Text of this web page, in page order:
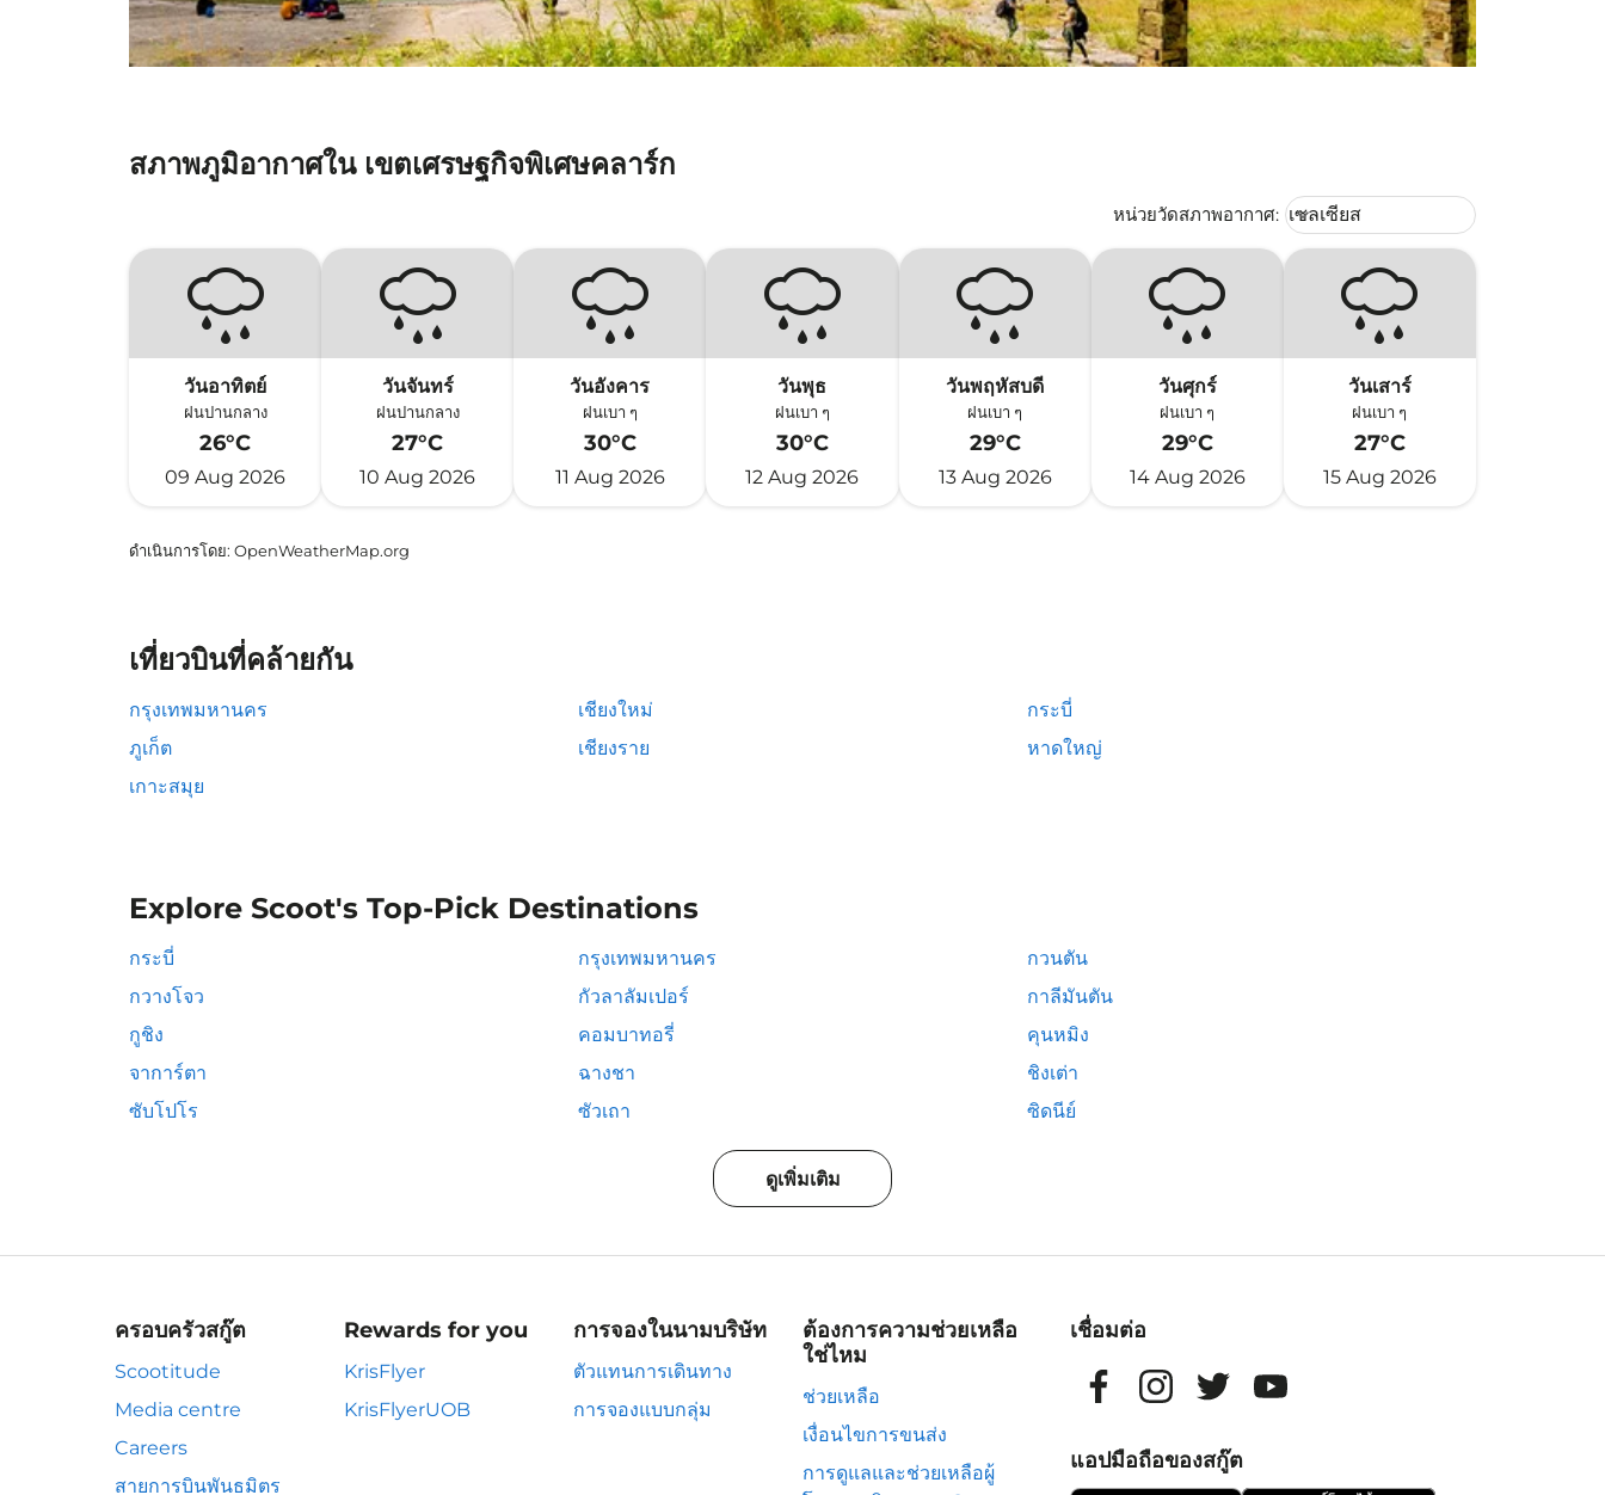
สภาพภูมิอากาศใน เขตเศรษฐกิจพิเศษคลาร์ก
หน่วยวัดสภาพอากาศ: Weather unit option เซลเซียส
เซลเซียส
keyboard_arrow_down
วันอาทิตย์
ฝนปานกลาง
26°C
09 Aug 2026
วันจันทร์
ฝนปานกลาง
27°C
10 Aug 2026
วันอังคาร
ฝนเบา ๆ
30°C
11 Aug 2026
วันพุธ
ฝนเบา ๆ
30°C
12 Aug 2026
วันพฤหัสบดี
ฝนเบา ๆ
29°C
13 Aug 2026
วันศุกร์
ฝนเบา ๆ
29°C
14 Aug 2026
วันเสาร์
ฝนเบา ๆ
27°C
15 Aug 2026
ดำเนินการโดย: OpenWeatherMap.org
เที่ยวบินที่คล้ายกัน
กรุงเทพมหานคร เชียงใหม่
กระบี่
ภูเก็ต
เชียงราย
หาดใหญ่
เกาะสมุย
Explore Scoot's Top-Pick Destinations
กระบี่ กรุงเทพมหานคร
กวนตัน
กวางโจว
กัวลาลัมเปอร์
กาลีมันตัน
กูชิง
คอมบาทอรี่
คุนหมิง
จาการ์ตา
ฉางชา
ชิงเต่า
ซับโปโร
ซัวเถา ซิดนีย์
ดูเพิ่มเติม
ครอบครัวสกู๊ต
Scootitude
Media centre
Careers
สายการบินพันธมิตร
Rewards for you
KrisFlyer
KrisFlyerUOB
การจองในนามบริษัท
ตัวแทนการเดินทาง
การจองแบบกลุ่ม
ต้องการความช่วยเหลือ
ใช่ไหม
ช่วยเหลือ
เงื่อนไขการขนส่ง
การดูแลและช่วยเหลือผู้
เชื่อมต่อ
แอปมือถือของสกู๊ต